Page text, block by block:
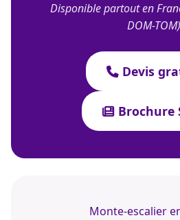
Disponible partout en
DOM-TOM)
Devis
Brochure
Monte-escalier